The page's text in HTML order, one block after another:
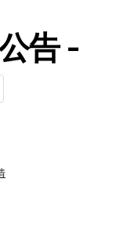
告 -